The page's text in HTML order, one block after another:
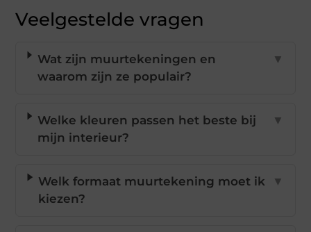
Veelgestelde vragen
Wat zijn muurtekeningen en
waarom zijn ze populair?
▼
Welke kleuren passen het beste bij
mijn interieur?
▼
Welk formaat muurtekening moet ik
kiezen?
▼